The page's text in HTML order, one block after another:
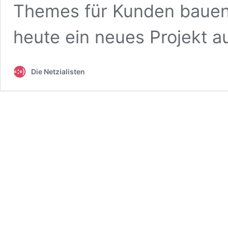
Themes für Kunden
heute ein neues Projekt
Die Netzialisten